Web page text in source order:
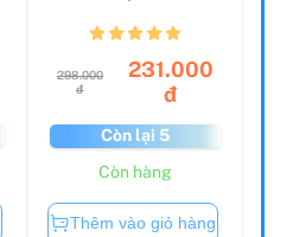
Trong 30 Ngày
298.000
đ
231.000
đ
Còn lại 5
Còn hàng
Thêm vào giỏ hàng